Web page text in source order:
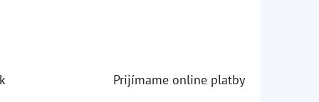
Prijímame online platby